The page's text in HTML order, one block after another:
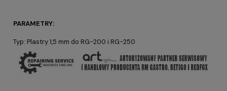
PARAMETRY:
Typ: Plastry 1,5 mm do RG-200 i RG-250